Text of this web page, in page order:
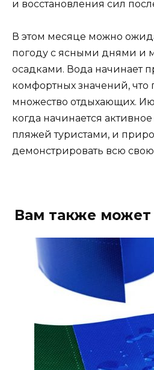
и восстановления сил
В этом месяце можно
погоду с ясными днями и
осадками. Вода начинает
комфортных значений, что
множество отдыхающих.
когда начинается
пляжей туристами, и
демонстрировать всю
Вам также может